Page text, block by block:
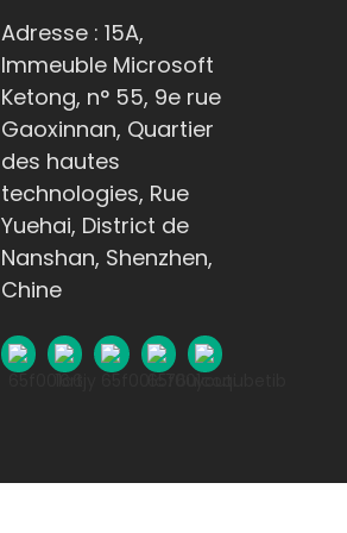
Adresse : 15A,
Immeuble Microsoft
Ketong, n° 55, 9e rue
Gaoxinnan, Quartier
des hautes
technologies, Rue
Yuehai, District de
Nanshan, Shenzhen,
Chine